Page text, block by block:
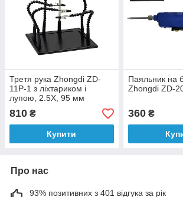
Третя рука Zhongdi ZD-
11P-1 з ліхтариком і
лупою, 2.5X, 95 мм
810 ₴
Купити
Паяльник на
Zhongdi ZD-
360₴
Про нас
93% позитивних з 401 відгука за рік